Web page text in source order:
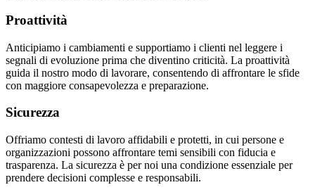
Proattività
Anticipiamo i cambiamenti e supportiamo i clienti nel leggere i
segnali di evoluzione prima che diventino criticità. La proattività
guida il nostro modo di lavorare, consentendo di affrontare le sfide
con maggiore consapevolezza e preparazione.
Sicurezza
Offriamo contesti di lavoro affidabili e protetti, in cui persone e
organizzazioni possono affrontare temi sensibili con fiducia e
trasparenza. La sicurezza è per noi una condizione essenziale per
prendere decisioni complesse e responsabili.